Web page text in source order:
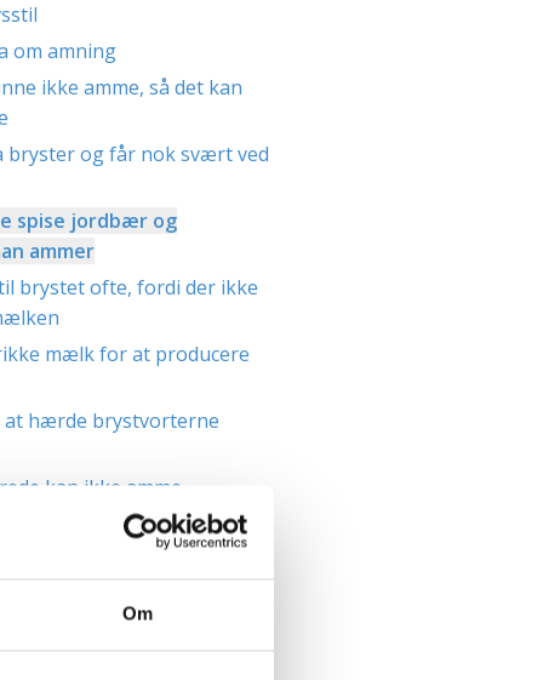
Om
om amning
ikke amme, så det kan
bryster og får nok svært ved
spise jordbær og
ammer
brystet ofte, fordi der ikke
mælk for at producere
at hærde brystvorterne
kan ikke amme
for to, når man ammer
forkælede af at blive ammet